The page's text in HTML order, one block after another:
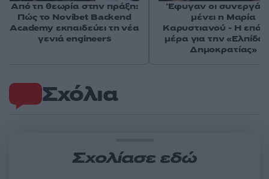
Σχόλια
Σχολίασε εδώ
Από τη θεωρία στην πράξη:
Πώς το Novibet Backend
Academy εκπαιδεύει τη νέα
γενιά engineers
Έφυγαν οι
μένει η Μαρία
Καρυστιανού - Η
μέρα για την «Ελπίδα
Δημοκρατίας»